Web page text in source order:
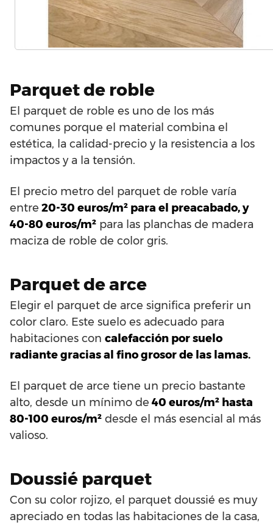
Parquet de roble
El parquet de roble es uno de los más
comunes porque el material combina el
estética, la calidad-precio y la resistencia a los
impactos y a la tensión.
El precio metro del parquet de roble varía
entre 20-30 euros/m² para el preacabado, y
40-80 euros/m² para las planchas de madera
maciza de roble de color gris.
Parquet de arce
Elegir el parquet de arce significa preferir un
color claro. Este suelo es adecuado para
habitaciones con calefacción por suelo
radiante gracias al fino grosor de las lamas.
El parquet de arce tiene un precio bastante
alto, desde un mínimo de 40 euros/m² hasta
80-100 euros/m² desde el más esencial al más
valioso.
Doussié parquet
Con su color rojizo, el parquet doussié es muy
apreciado en todas las habitaciones de la casa,